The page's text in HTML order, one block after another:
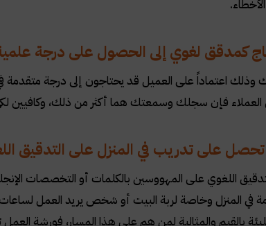
كمدقق لغوي إلى الحصول على درجة
وذلك اعتماداً على العميل قد يحتاجون إلى درجة متقدمة في
العملاء فإن سجلك وسمعتك هما أكثر من ذلك، وكافيين
على تدريب في المنزل على التدقيق
اللغوي على المهووسين بالكلمات أو التخصصات
في المنزل وخاصة لربة البيت أو شخص يريد العمل
بالقيم والمثالية لمن هم على هذا المسار، فورشة